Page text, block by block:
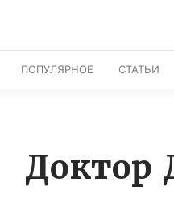
ПОПУЛЯРНОЕ СТАТЬИ
Доктор